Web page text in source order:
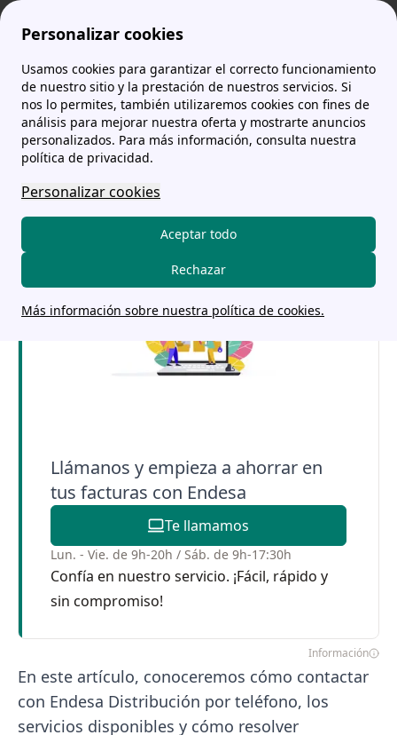
Personalizar cookies
Usamos cookies para garantizar el correcto funcionamiento
de nuestro sitio y la prestación de nuestros servicios. Si
nos lo permites, también utilizaremos cookies con fines de
análisis para mejorar nuestra oferta y mostrarte anuncios
personalizados. Para más información, consulta nuestra
política de privacidad.
Personalizar cookies
Aceptar todo
Rechazar
Más información sobre nuestra política de cookies.
comparador-tarifas.es More E-Distribución: Teléfonos, fraude y cortes de luz Teléfono de Endesa Distribución: todos los números gratuitos
Teléfono de Endesa
Distribución: todos los
números gratuitos
Llámanos y empieza a ahorrar en
tus facturas con Endesa
Te llamamos
Lun. - Vie. de 9h-20h / Sáb. de 9h-17:30h
Confía en nuestro servicio. ¡Fácil, rápido y
sin compromiso!
Información
En este artículo, conoceremos cómo contactar
con Endesa Distribución por teléfono, los
servicios disponibles y cómo resolver